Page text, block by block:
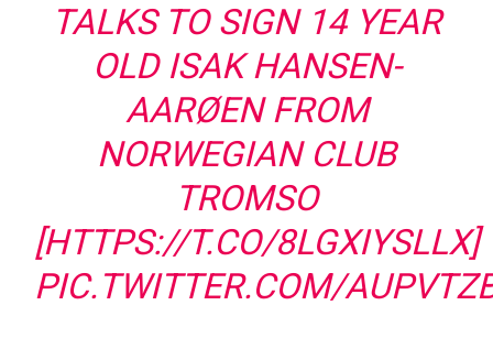
TALKS TO SIGN 14 YEAR
OLD ISAK HANSEN-
AARØEN FROM
NORWEGIAN CLUB
TROMSO
[HTTPS://T.CO/8LGXIYSLLX]
PIC.TWITTER.COM/